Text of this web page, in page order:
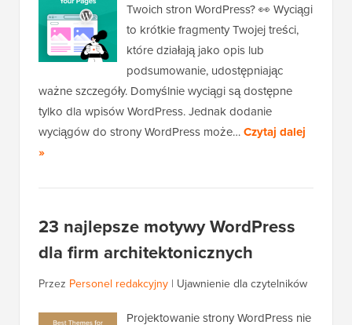
Twoich stron WordPress? 👀 Wyciągi
to krótkie fragmenty Twojej treści,
które działają jako opis lub
podsumowanie, udostępniając
ważne szczegóły. Domyślnie wyciągi są dostępne
tylko dla wpisów WordPress. Jednak dodanie
wyciągów do strony WordPress może…Czytaj dalej
»
23 najlepsze motywy WordPress
dla firm architektonicznych
Przez Personel redakcyjny | Ujawnienie dla czytelników
Projektowanie strony WordPress nie